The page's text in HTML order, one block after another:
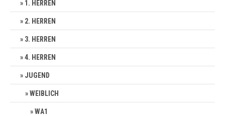
1. HERREN
2. HERREN
3. HERREN
4. HERREN
JUGEND
WEIBLICH
WA1